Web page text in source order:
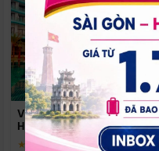
Vinpearl Resort & Golf Nam
Hội An
★ 5.0